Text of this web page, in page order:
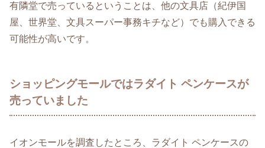
有隣堂で売っているということは、他の文具店（紀伊国
屋、世界堂、文具スーパー事務キチなど）でも購入できる
可能性が高いです。
ショッピングモールではラダイト ペンケースが
売っていました
イオンモールを調査したところ、ラダイト ペンケースの